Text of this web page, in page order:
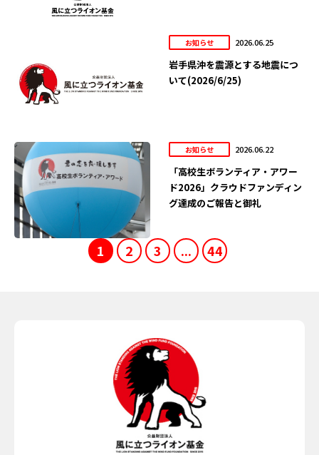
お知らせ 2026.06.25
岩手県沖を震源とする地震につ
いて(2026/6/25)
お知らせ 2026.06.22
「高校生ボランティア・アワー
ド2026」クラウドファンディン
グ達成のご報告と御礼
1 2 3 ... 44